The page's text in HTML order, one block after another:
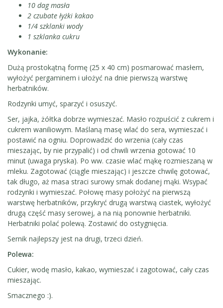
10 dag masła
2 czubate łyżki kakao
1/4 szklanki wody
1 szklanka cukru
Wykonanie:
Dużą prostokątną formę (25 x 40 cm) posmarować masłem,
wyłożyć pergaminem i ułożyć na dnie pierwszą warstwę
herbatników.
Rodzynki umyć, sparzyć i osuszyć.
Ser, jajka, żółtka dobrze wymieszać. Masło rozpuścić z cukrem i
cukrem waniliowym. Maślaną masę wlać do sera, wymieszać i
postawić na ogniu. Doprowadzić do wrzenia (cały czas
mieszając, by nie przypalić) i od chwili wrzenia gotować 10
minut (uwaga pryska). Po ww. czasie wlać mąkę rozmieszaną w
mleku. Zagotować (ciągle mieszając) i jeszcze chwilę gotować,
tak długo, aż masa straci surowy smak dodanej mąki. Wsypać
rodzynki i wymieszać. Połowę masy położyć na pierwszą
warstwę herbatników, przykryć drugą warstwą ciastek, wyłożyć
drugą część masy serowej, a na nią ponownie herbatniki.
Herbatniki polać polewą. Zostawić do ostygnięcia.
Sernik najlepszy jest na drugi, trzeci dzień.
Polewa:
Cukier, wodę masło, kakao, wymieszać i zagotować, cały czas
mieszając.
Smacznego :).